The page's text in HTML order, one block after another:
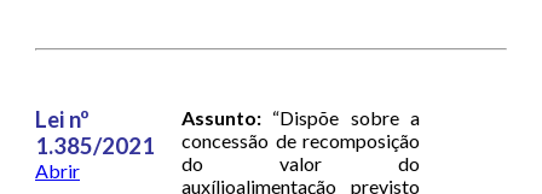
Lei nº
1.385/2021
Abrir
Assunto: “Dispõe sobre a
concessão de recomposição
do valor do
auxílioalimentação previsto